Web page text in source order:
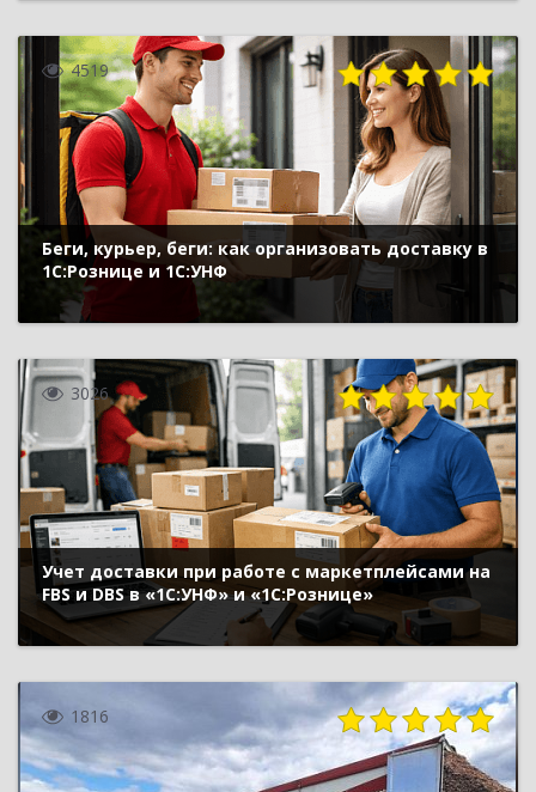
4519
Беги, курьер, беги: как организовать доставку в
1С:Рознице и 1С:УНФ
3026
Учет доставки при работе с маркетплейсами на
FBS и DBS в «1С:УНФ» и «1С:Рознице»
1816